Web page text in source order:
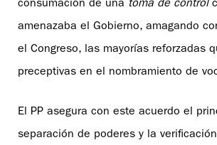
consumación de una toma de control
amenazaba el Gobierno, amagando
el Congreso, las mayorías reforzadas
preceptivas en el nombramiento de
El PP asegura con este acuerdo el
separación de poderes y la